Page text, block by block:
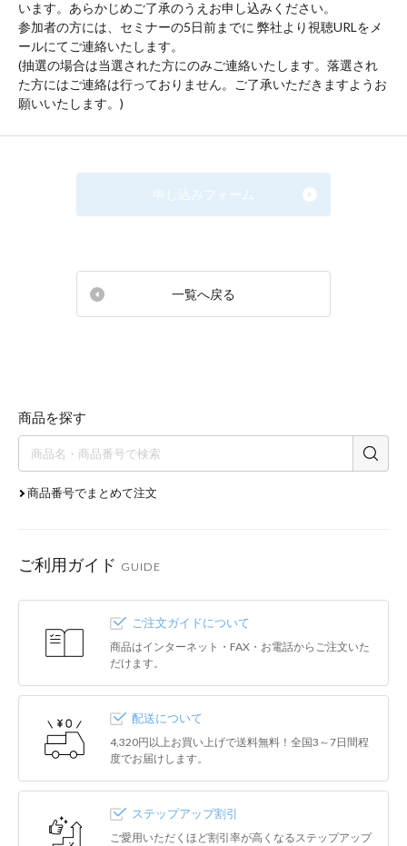
います。あらかじめご了承のうえお申し込みください。
参加者の方には、セミナーの5日前までに 弊社より視聴URLをメ
ールにてご連絡いたします。
(抽選の場合は当選された方にのみご連絡いたします。落選され
た方にはご連絡は行っておりません。ご了承いただきますようお
願いいたします。)
申し込みフォーム
一覧へ戻る
商品を探す
商品番号でまとめて注文
ご利用ガイド GUIDE
ご注文ガイドについて
商品はインターネット・FAX・お電話からご注文いた
だけます。
配送について
4,320円以上お買い上げで送料無料！全国3～7日間程
度でお届けします。
ステップアップ割引
ご愛用いただくほど割引率が高くなるステップアップ